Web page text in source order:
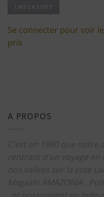
Se connecter pour voir le
prix
A PROPOS